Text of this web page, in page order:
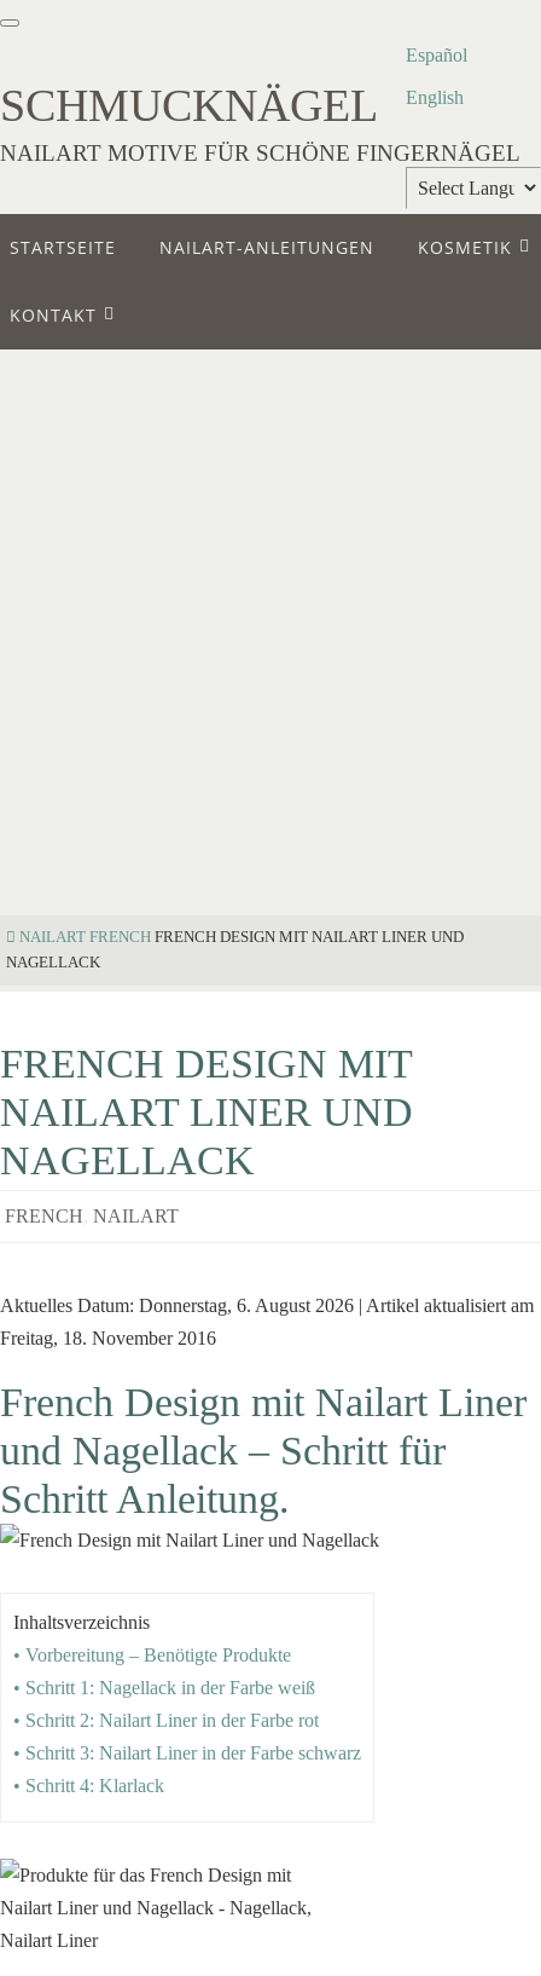
SCHMUCKNÄGEL
NAILART MOTIVE FÜR SCHÖNE FINGERNÄGEL
Español
English
Translate
STARTSEITE NAILART-ANLEITUNGEN KOSMETIK
KONTAKT
NAILART FRENCH FRENCH DESIGN MIT NAILART LINER UND
NAGELLACK
FRENCH DESIGN MIT
NAILART LINER UND
NAGELLACK
FRENCH, NAILART
Aktuelles Datum: Donnerstag, 6. August 2026 | Artikel aktualisiert am
Freitag, 18. November 2016
French Design mit Nailart Liner
und Nagellack – Schritt für
Schritt Anleitung.
Inhaltsverzeichnis
• Vorbereitung – Benötigte Produkte
• Schritt 1: Nagellack in der Farbe weiß
• Schritt 2: Nailart Liner in der Farbe rot
• Schritt 3: Nailart Liner in der Farbe schwarz
• Schritt 4: Klarlack